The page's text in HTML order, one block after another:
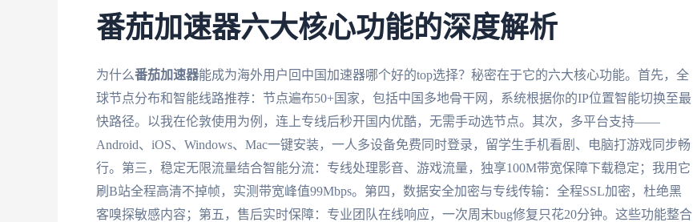
番茄加速器六大核心功能的深度解析
为什么番茄加速器能成为海外用户回中国加速器哪个好的top选择？秘密在于它的六大核心功能。首先，全
球节点分布和智能线路推荐：节点遍布50+国家，包括中国多地骨干网，系统根据你的IP位置智能切换至最
快路径。以我在伦敦使用为例，连上专线后秒开国内优酷，无需手动选节点。其次，多平台支持——
Android、iOS、Windows、Mac一键安装，一人多设备免费同时登录，留学生手机看剧、电脑打游戏同步畅
行。第三，稳定无限流量结合智能分流：专线处理影音、游戏流量，独享100M带宽保障下载稳定；我用它
刷B站全程高清不掉帧，实测带宽峰值99Mbps。第四，数据安全加密与专线传输：全程SSL加密，杜绝黑
客嗅探敏感内容；第五，售后实时保障：专业团队在线响应，一次周末bug修复只花20分钟。这些功能整合